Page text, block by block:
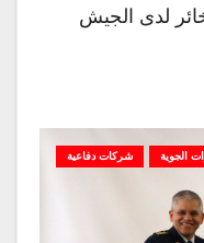
لدى الجيش
الجوية شركات دفاعية